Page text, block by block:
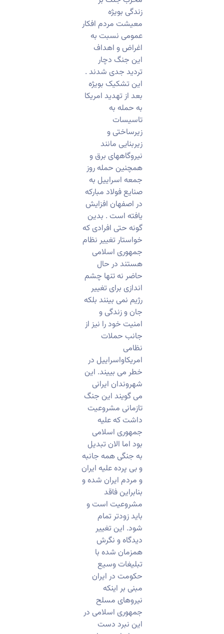
زندگی بویژه
معیشت مردم افکار
عمومی نسبت به
اغراض و اهداف
این جنگ دچار
تردید جدی شدند .
این تشکیک بویژه
بعد از تهدید امریکا
به حمله به
تاسیسات
زیرساختی و
زیربنایی مانند
نیروگاههای برق و
همچنین حمله روز
جمعه اسراییل به
صنایع فولاد مبارکه
در اصفهان افزایش
یافته است . بدین
گونه حتی افرادی که
خواستار تغییر نظام
جمهوری اسلامی
هستند در حال
حاضر نه تنها چشم
اندازی برای تغییر
رژیم نمی بینند بلکه
جان و زندگی و
امنیت خود را نیز از
جانب حملات
نظامی
امریکاواسراییل در
خطر می بییند. این
شهروندان ایرانی
می گویند این جنگ
تازمانی مشروعیت
داشت که علیه
جمهوری اسلامی
بود اما الان تبدیل
به جنگی همه جانبه
و بی پرده علیه ایران
و مردم ایران شده و
بنابراین فاقد
مشروعیت است و
باید زودتر تمام
شود. این تغییر
دیدگاه و نگرش
همزمان شده با
تبلیغات وسیع
حکومت در ایران
مبنی بر اینکه
نیروهای مسلح
جمهوری اسلامی در
این نبرد دست